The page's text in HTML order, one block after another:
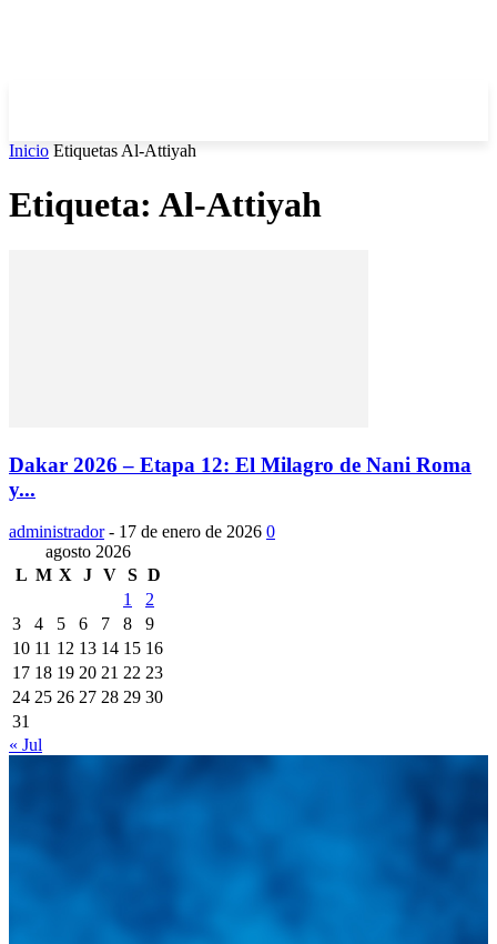
Inicio Etiquetas Al-Attiyah
Etiqueta: Al-Attiyah
Dakar 2026 – Etapa 12: El Milagro de Nani Roma
y...
administrador - 17 de enero de 2026 0
agosto 2026
L M X J V S D
1
2
3
4 5 6 7 8
9
10 11 12 13 14 15 16
17 18 19 20 21 22 23
24 25 26 27 28 29 30
31
« Jul